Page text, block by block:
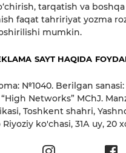
tarqatish va
faqat tahririyat yozma
mumkin.
SAYT HAQIDA
№1040. Berilgan sanasi:
“High Networks” MChJ.
Toshkent shahri,
Riyoziy ko'chasi, 31А uy, 20